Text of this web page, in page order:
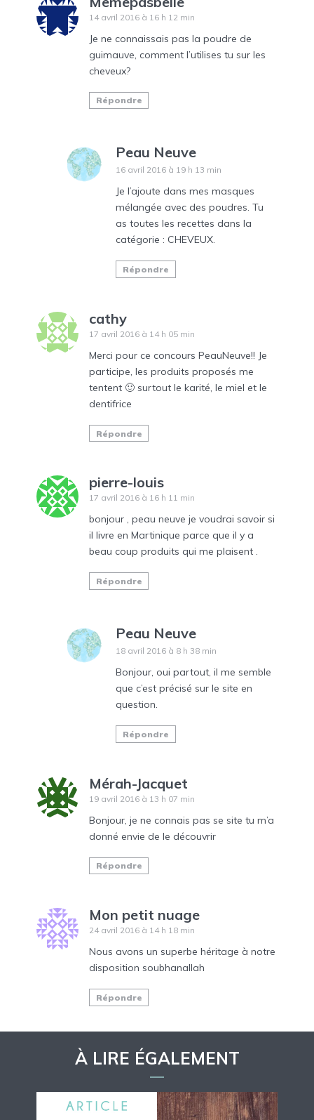
14 avril 2016 à 16 h 12 min
Je ne connaissais pas la poudre de
guimauve, comment l’utilises tu sur les
cheveux?
Répondre
Peau Neuve
16 avril 2016 à 19 h 13 min
Je l’ajoute dans mes masques
mélangée avec des poudres. Tu
as toutes les recettes dans la
catégorie : CHEVEUX.
Répondre
cathy
17 avril 2016 à 14 h 05 min
Merci pour ce concours PeauNeuve!! Je
participe, les produits proposés me
tentent 🙂 surtout le karité, le miel et le
dentifrice
Répondre
pierre-louis
17 avril 2016 à 16 h 11 min
bonjour , peau neuve je voudrai savoir si
il livre en Martinique parce que il y a
beau coup produits qui me plaisent .
Répondre
Peau Neuve
18 avril 2016 à 8 h 38 min
Bonjour, oui partout, il me semble
que c’est précisé sur le site en
question.
Répondre
Mérah-Jacquet
19 avril 2016 à 13 h 07 min
Bonjour, je ne connais pas se site tu m’a
donné envie de le découvrir
Répondre
Mon petit nuage
24 avril 2016 à 14 h 18 min
Nous avons un superbe héritage à notre
disposition soubhanallah
Répondre
À LIRE ÉGALEMENT